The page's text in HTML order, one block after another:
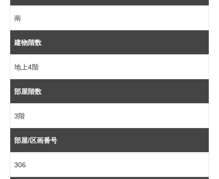
南
建物階数
地上4階
部屋階数
3階
部屋/区画番号
306